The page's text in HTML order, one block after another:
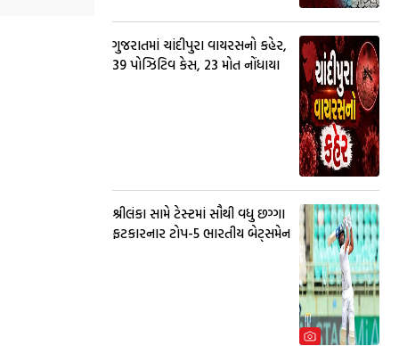
ગુજરાતમાં ચાંદીપુરા વાયરસનો કહેર,
39 પોઝિટિવ કેસ, 23 મોત નોંધાયા
શ્રીલંકા સામે ટેસ્ટમાં સૌથી વધુ છગ્ગા
ફટકારનાર ટોપ-5 ભારતીય બેટ્સમેન